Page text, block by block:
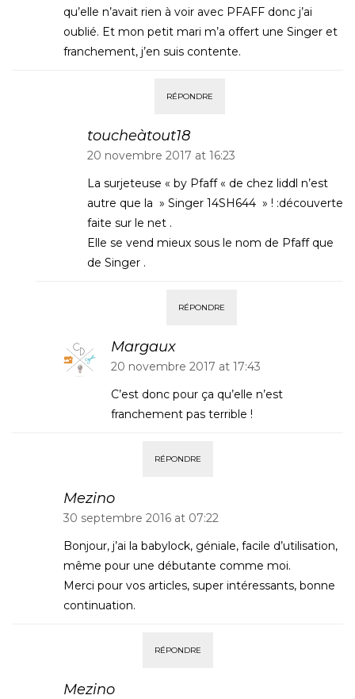
qu’elle n’avait rien à voir avec PFAFF donc j’ai
oublié. Et mon petit mari m’a offert une Singer et
franchement, j’en suis contente.
RÉPONDRE
toucheàtout18
20 novembre 2017 at 16:23
La surjeteuse « by Pfaff « de chez liddl n’est
autre que la » Singer 14SH644 » ! :découverte
faite sur le net .
Elle se vend mieux sous le nom de Pfaff que
de Singer .
RÉPONDRE
Margaux
20 novembre 2017 at 17:43
C’est donc pour ça qu’elle n’est
franchement pas terrible !
RÉPONDRE
Mezino
30 septembre 2016 at 07:22
Bonjour, j’ai la babylock, géniale, facile d’utilisation,
même pour une débutante comme moi.
Merci pour vos articles, super intéressants, bonne
continuation.
RÉPONDRE
Mezino